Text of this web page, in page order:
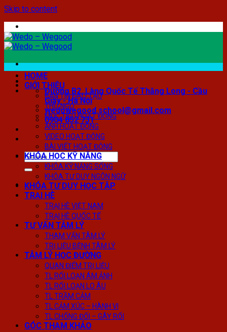
Skip to content
Đường B2, Làng Quốc Tế Thăng Long - Cầu
Giấy - Hà Nội
wedowegood.school@gmail.com
0904 852 731
HOME
GIỚI THIỆU
BẢN TIN ĐÀO TẠO
THƯ NGỎ
MỤC TIÊU HOẠT ĐỘNG
ẢNH HOẠT ĐỘNG
VIDEO HOẠT ĐỘNG
BÀI VIẾT HOẠT ĐỘNG
KHÓA HỌC KỸ NĂNG
KHÓA KỸ NĂNG SỐNG
KHÓA TƯ DUY NGÔN NGỮ
KHÓA TƯ DUY HỌC TẬP
TRẠI HÈ
TRẠI HÈ VIỆT NAM
TRẠI HÈ QUỐC TẾ
TƯ VẤN TÂM LÝ
THAM VẤN TÂM LÝ
TRỊ LIỆU BỆNH TÂM LÝ
TÂM LÝ HỌC ĐƯỜNG
QUAN ĐIỂM TRỊ LIỆU
TL RỐI LOẠN ÁM ẢNH
TL RỐI LOẠN LO ÂU
TL TRẦM CẢM
TL CẢM XÚC – HÀNH VI
TL CHỐNG ĐỐI – GÂY RỐI
GÓC THAM KHẢO